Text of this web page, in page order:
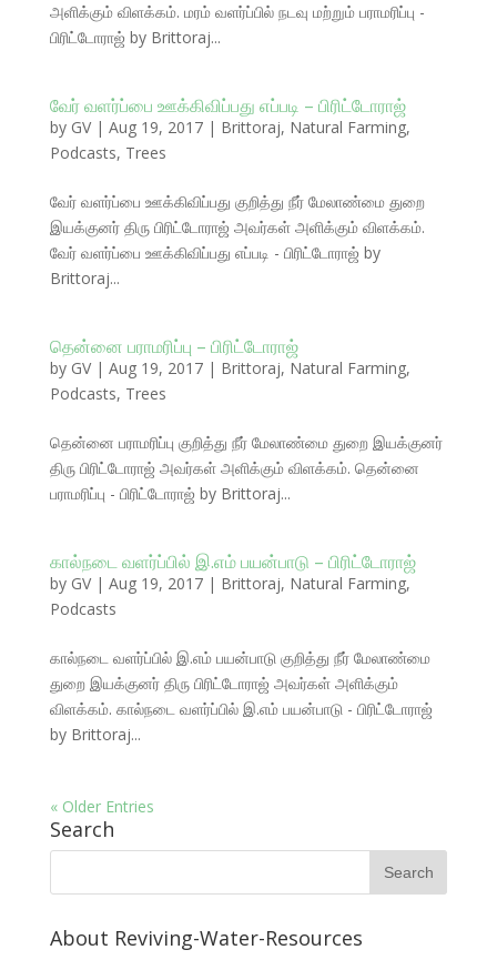
அளிக்கும் விளக்கம். மரம் வளர்ப்பில் நடவு மற்றும் பராமரிப்பு -
பிரிட்டோராஜ் by Brittoraj...
வேர் வளர்ப்பை ஊக்கிவிப்பது எப்படி – பிரிட்டோராஜ்
by GV| Aug 19, 2017| Brittoraj, Natural Farming,
Podcasts, Trees
வேர் வளர்ப்பை ஊக்கிவிப்பது குறித்து நீர் மேலாண்மை துறை
இயக்குனர் திரு பிரிட்டோராஜ் அவர்கள் அளிக்கும் விளக்கம்.
வேர் வளர்ப்பை ஊக்கிவிப்பது எப்படி - பிரிட்டோராஜ் by
Brittoraj...
தென்னை பராமரிப்பு – பிரிட்டோராஜ்
by GV| Aug 19, 2017| Brittoraj, Natural Farming,
Podcasts, Trees
தென்னை பராமரிப்பு குறித்து நீர் மேலாண்மை துறை இயக்குனர்
திரு பிரிட்டோராஜ் அவர்கள் அளிக்கும் விளக்கம். தென்னை
பராமரிப்பு - பிரிட்டோராஜ் by Brittoraj...
கால்நடை வளர்ப்பில் இ.எம் பயன்பாடு – பிரிட்டோராஜ்
by GV| Aug 19, 2017| Brittoraj, Natural Farming,
Podcasts
கால்நடை வளர்ப்பில் இ.எம் பயன்பாடு குறித்து நீர் மேலாண்மை
துறை இயக்குனர் திரு பிரிட்டோராஜ் அவர்கள் அளிக்கும்
விளக்கம். கால்நடை வளர்ப்பில் இ.எம் பயன்பாடு - பிரிட்டோராஜ்
by Brittoraj...
« Older Entries
Search
About Reviving-Water-Resources